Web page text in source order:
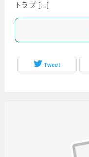
トラブ […]
Tweet